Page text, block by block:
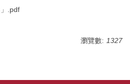
.pdf
瀏覽數: 1327